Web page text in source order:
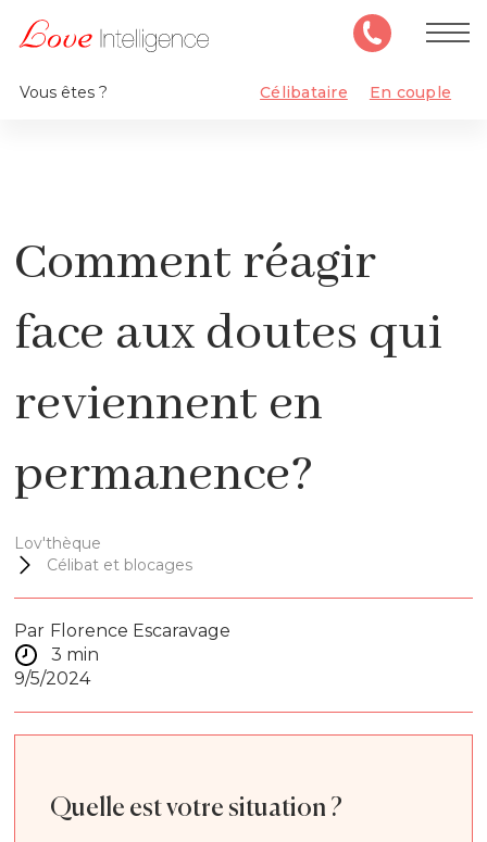
Vous êtes ? Célibataire En couple
Comment réagir
face aux doutes qui
reviennent en
permanence?
Lov'thèque
Célibat et blocages
Par Florence Escaravage
3 min
9/5/2024
Quelle est votre situation ?